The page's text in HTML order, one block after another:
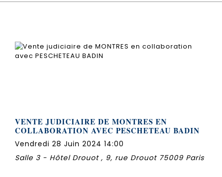
VENTE JUDICIAIRE DE MONTRES EN
COLLABORATION AVEC PESCHETEAU BADIN
Vendredi 28 Juin 2024 14:00
Salle 3 - Hôtel Drouot , 9, rue Drouot 75009 Paris